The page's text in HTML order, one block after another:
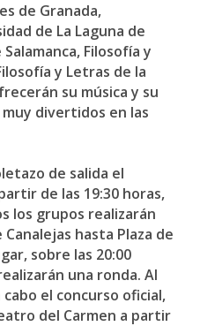
de Granada,
de La Laguna de
Filosofía y
y Letras de la
su música y su
divertidos en las
de salida el
de las 19:30 horas,
los grupos realizarán
hasta Plaza de
sobre las 20:00
una ronda. Al
el concurso oficial,
del Carmen a partir